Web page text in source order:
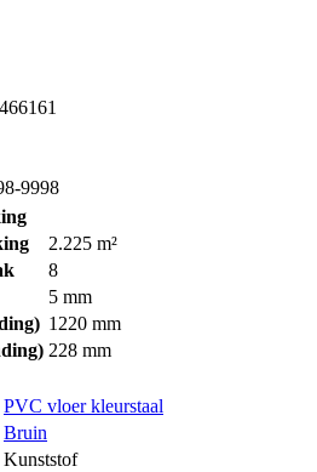
9998
2.225 m²
8
5 mm
1220 mm
228 mm
PVC vloer kleurstaal
Bruin
Kunststof